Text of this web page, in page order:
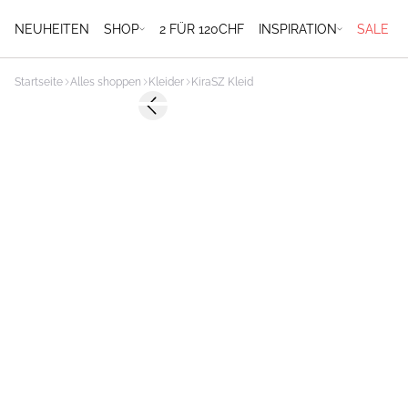
NEUHEITEN SHOP 2 FÜR 120CHF INSPIRATION SALE
Startseite Alles shoppen Kleider KiraSZ Kleid
-50%Previous slide